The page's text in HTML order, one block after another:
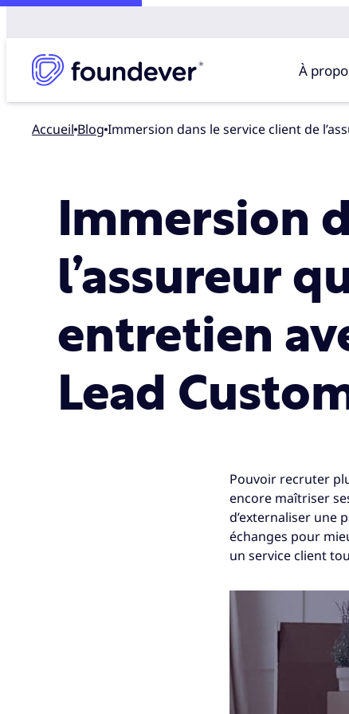
À
Accueil blog Immersion dans le service client de
Immersion
l’assureur
entretien
Lead
Pouvoir recruter
encore maîtriser
d’externaliser une
échanges pour
un service client